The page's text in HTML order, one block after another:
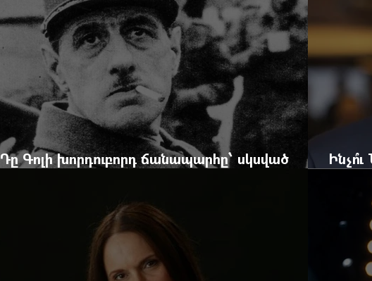
Դը Գոլի խորդուբորդ ճանապարհը՝ սկսված